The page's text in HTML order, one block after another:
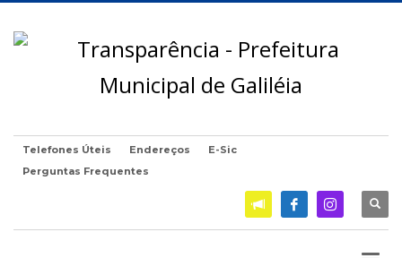
Telefones Úteis Endereços
E-Sic
Perguntas Frequentes